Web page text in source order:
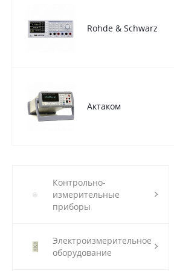
Rohde & Schwarz
Актаком
Контрольно-
измерительные
приборы
Электроизмерительное
оборудование